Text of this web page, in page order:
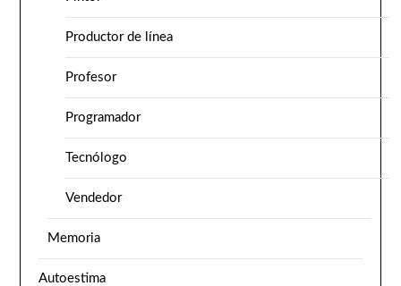
Productor de línea
Profesor
Programador
Tecnólogo
Vendedor
Memoria
Autoestima